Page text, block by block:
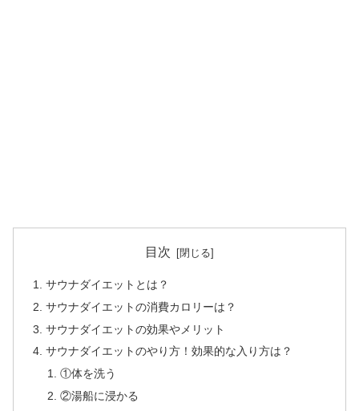
目次
サウナダイエットとは？
サウナダイエットの消費カロリーは？
サウナダイエットの効果やメリット
サウナダイエットのやり方！効果的な入り方は？
①体を洗う
②湯船に浸かる